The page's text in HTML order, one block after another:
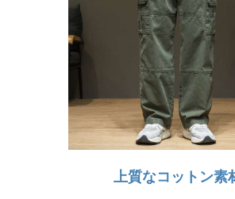
上質なコットン素